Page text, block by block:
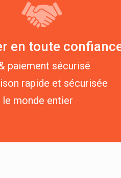
en toute
paiement sécurisé
rapide et sécurisée
le monde entier